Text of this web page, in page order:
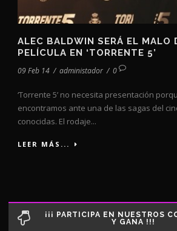
ALEC BALDWIN SERÁ EL MALO
PELÍCULA EN ‘TORRENTE 5’
09 Feb 14 / administador / 0
‘Torrente 5’ no necesita presentación
encontramos ante una de las sagas del
conocidas. El rodaje...
LEER MÁS...
¡¡¡ PARTICIPA EN NUESTROS
Y GANA !!!